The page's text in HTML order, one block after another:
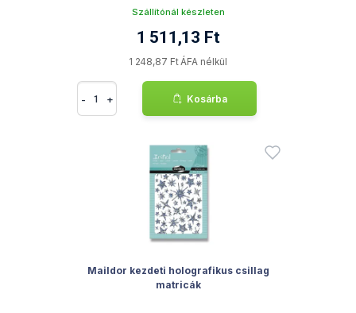
Szállítónál készleten
1 511,13 Ft
1 248,87 Ft ÁFA nélkül
- + Kosárba
Maildor kezdeti holografikus csillag
matricák